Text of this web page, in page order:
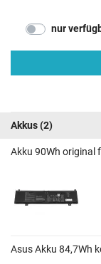
nur
Akkus(2)
Akku 90Wh original
Asus Akku 84,7Wh